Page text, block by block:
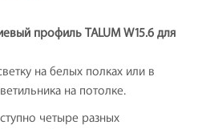
профиль TALUM W15.6 для
на белых полках или в
на потолке.
четыре разных